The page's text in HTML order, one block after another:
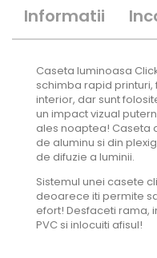
Informatii
Caseta luminoasa
schimba rapid
interior, dar sunt
un impact vizual
ales noaptea! Caseta
de aluminu si din
de difuzie a luminii.
Sistemul unei casete
deoarece iti permite
efort! Desfaceti rama,
PVC si inlocuiti afisul!